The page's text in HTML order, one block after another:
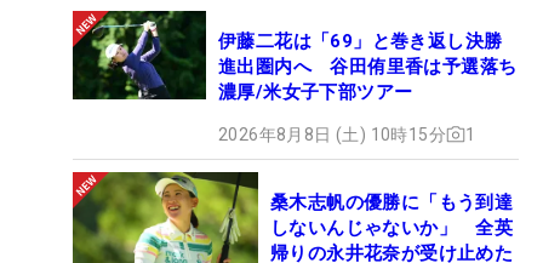
伊藤二花は「69」と巻き返し決勝
進出圏内へ 谷田侑里香は予選落ち
濃厚/米女子下部ツアー
2026年8月8日 (土) 10時15分 1
桑木志帆の優勝に「もう到達
しないんじゃないか」 全英
帰りの永井花奈が受け止めた